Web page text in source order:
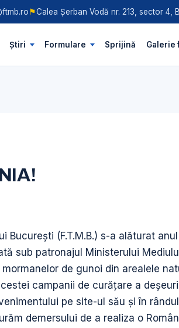
⚑Calea Șerban Vodă nr. 213, sector 4,
Știri Formulare Sprijină Galerie
Bucureşti (F.T.M.B.) s-a alăturat
sub patronajul Ministerului
de gunoi din arealele
campanii de curăţare a
pe site-ul său şi în
demersului de a realiza o